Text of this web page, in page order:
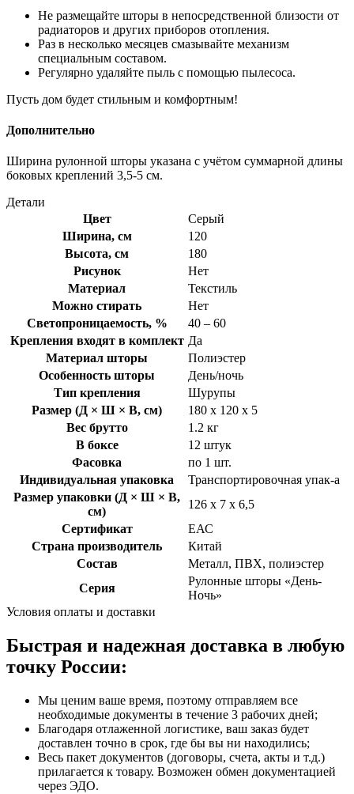
Не размещайте шторы в непосредственной близости от
радиаторов и других приборов отопления.
Раз в несколько месяцев смазывайте механизм
специальным составом.
Регулярно удаляйте пыль с помощью пылесоса.
Пусть дом будет стильным и комфортным!
Дополнительно
Ширина рулонной шторы указана с учётом суммарной длины
боковых креплений 3,5-5 см.
Детали
Цвет
Серый
Ширина, см
120
Высота, см
180
Рисунок
Нет
Материал
Текстиль
Можно стирать
Нет
Светопроницаемость, %
40 – 60
Крепления входят в комплект Да
Материал шторы
Полиэстер
Особенность шторы
День/ночь
Тип крепления
Шурупы
Размер (Д × Ш × В, см)
180 х 120 х 5
Вес брутто
1.2 кг
В боксе
12 штук
Фасовка
по 1 шт.
Индивидуальная упаковка
Транспортировочная упак-а
Размер упаковки (Д × Ш × В,
см)
126 х 7 х 6,5
Сертификат
ЕАС
Страна производитель
Китай
Состав
Металл, ПВХ, полиэстер
Серия
Рулонные шторы «День-
Ночь»
Условия оплаты и доставки
Быстрая и надежная доставка в любую
точку России:
Мы ценим ваше время, поэтому отправляем все
необходимые документы в течение 3 рабочих дней;
Благодаря отлаженной логистике, ваш заказ будет
доставлен точно в срок, где бы вы ни находились;
Весь пакет документов (договоры, счета, акты и т.д.)
прилагается к товару. Возможен обмен документацией
через ЭДО.